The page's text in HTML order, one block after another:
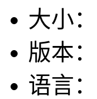
大小：
版本：
语言：